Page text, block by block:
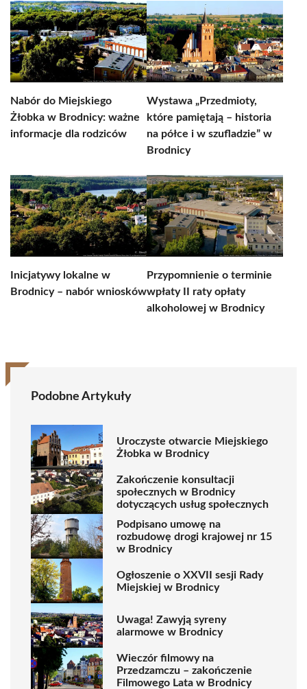
Nabór do Miejskiego
Żłobka w Brodnicy: ważne
informacje dla rodziców
Wystawa „Przedmioty,
które pamiętają – historia
na półce i w szufladzie” w
Brodnicy
Inicjatywy lokalne w
Brodnicy – nabór wniosków
Przypomnienie o terminie
wpłaty II raty opłaty
alkoholowej w Brodnicy
Podobne Artykuły
Uroczyste otwarcie Miejskiego
Żłobka w Brodnicy
Zakończenie konsultacji
społecznych w Brodnicy
dotyczących usług społecznych
Podpisano umowę na
rozbudowę drogi krajowej nr 15
w Brodnicy
Ogłoszenie o XXVII sesji Rady
Miejskiej w Brodnicy
Uwaga! Zawyją syreny
alarmowe w Brodnicy
Wieczór filmowy na
Przedzamczu – zakończenie
Filmowego Lata w Brodnicy